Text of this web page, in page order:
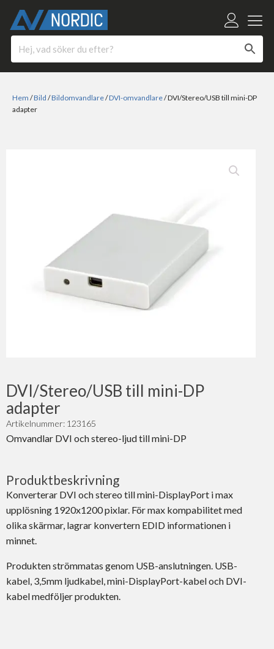
Hem /Bild /Bildomvandlare/DVI-omvandlare/ DVI/Stereo/USB till mini-DP
adapter
DVI/Stereo/USB till mini-DP
adapter
Artikelnummer: 123165
Omvandlar DVI och stereo-ljud till mini-DP
Produktbeskrivning
Konverterar DVI och stereo till mini-DisplayPort i max
upplösning 1920x1200 pixlar. För max kompabilitet med
olika skärmar, lagrar konvertern EDID informationen i
minnet.
Produkten strömmatas genom USB-anslutningen. USB-
kabel, 3,5mm ljudkabel, mini-DisplayPort-kabel och DVI-
kabel medföljer produkten.